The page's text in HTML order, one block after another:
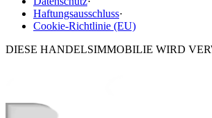
Haftungsausschluss·
Cookie-Richtlinie (EU)
DIESE HANDELSIMMOBILIE WIRD